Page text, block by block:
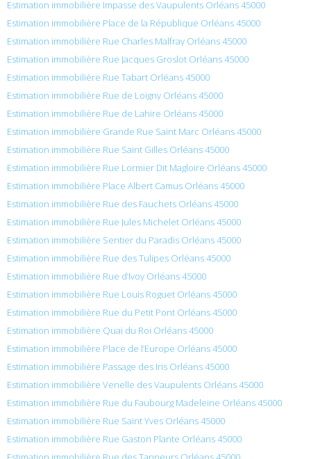
Estimation immobilière Impasse des Vaupulents Orléans 45000
Estimation immobilière Place de la République Orléans 45000
Estimation immobilière Rue Charles Malfray Orléans 45000
Estimation immobilière Rue Jacques Groslot Orléans 45000
Estimation immobilière Rue Tabart Orléans 45000
Estimation immobilière Rue de Loigny Orléans 45000
Estimation immobilière Rue de Lahire Orléans 45000
Estimation immobilière Grande Rue Saint Marc Orléans 45000
Estimation immobilière Rue Saint Gilles Orléans 45000
Estimation immobilière Rue Lormier Dit Magloire Orléans 45000
Estimation immobilière Place Albert Camus Orléans 45000
Estimation immobilière Rue des Fauchets Orléans 45000
Estimation immobilière Rue Jules Michelet Orléans 45000
Estimation immobilière Sentier du Paradis Orléans 45000
Estimation immobilière Rue des Tulipes Orléans 45000
Estimation immobilière Rue d’Ivoy Orléans 45000
Estimation immobilière Rue Louis Roguet Orléans 45000
Estimation immobilière Rue du Petit Pont Orléans 45000
Estimation immobilière Quai du Roi Orléans 45000
Estimation immobilière Place de l’Europe Orléans 45000
Estimation immobilière Passage des Iris Orléans 45000
Estimation immobilière Venelle des Vaupulents Orléans 45000
Estimation immobilière Rue du Faubourg Madeleine Orléans 45000
Estimation immobilière Rue Saint Yves Orléans 45000
Estimation immobilière Rue Gaston Plante Orléans 45000